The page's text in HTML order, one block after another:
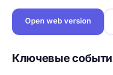
Open web version
Ключевые